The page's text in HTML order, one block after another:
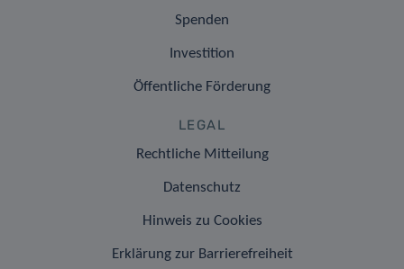
Spenden
Investition
Öffentliche Förderung
LEGAL
Rechtliche Mitteilung
Datenschutz
Hinweis zu Cookies
Erklärung zur Barrierefreiheit